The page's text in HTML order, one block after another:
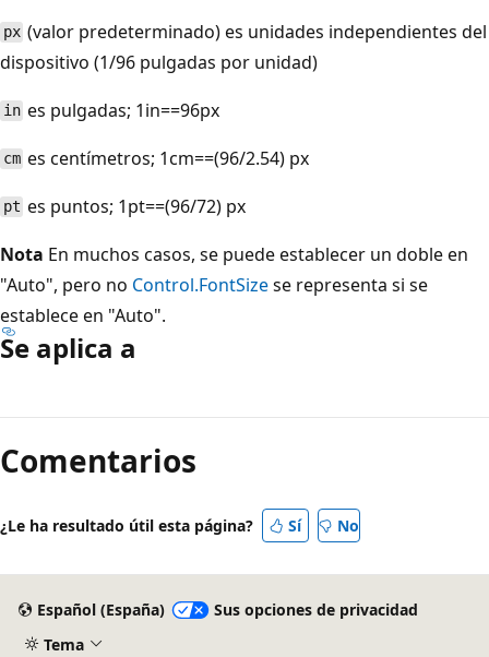
px (valor predeterminado) es unidades independientes del
dispositivo (1/96 pulgadas por unidad)
in es pulgadas; 1in==96px
cm es centímetros; 1cm==(96/2.54) px
pt es puntos; 1pt==(96/72) px
Nota En muchos casos, se puede establecer un doble en
"Auto", pero no Control.FontSizese representa si se
establece en "Auto".
Se aplica a
de
lectura
Comentarios
¿Le ha resultado útil esta página? Sí No
Español (España)
Sus opciones de privacidad
Tema